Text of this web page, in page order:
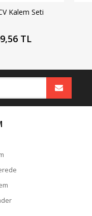
Kalem Seti
TL